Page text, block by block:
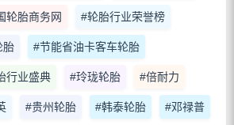
轮胎商务网 #轮胎行业荣誉榜
胎 #节能省油卡客车轮胎
行业盛典 #玲珑轮胎 #倍耐力
#贵州轮胎 #韩泰轮胎 #邓禄普